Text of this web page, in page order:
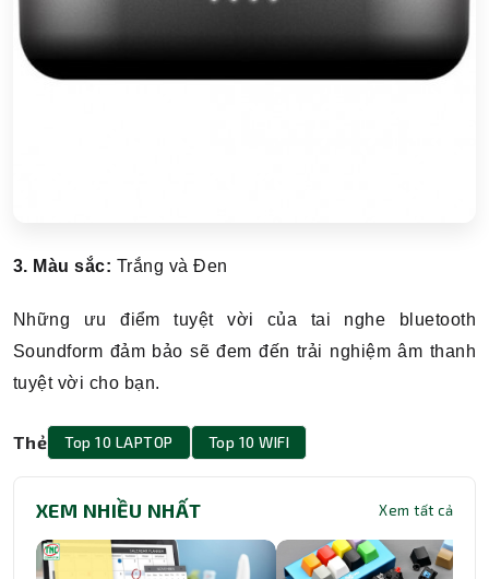
3. Màu sắc: Trắng và Đen
Những ưu điểm tuyệt vời của tai nghe bluetooth
Soundform đảm bảo sẽ đem đến trải nghiệm âm thanh
tuyệt vời cho bạn.
Thẻ Top 10 LAPTOP Top 10 WIFI
XEM NHIỀU NHẤT Xem tất cả